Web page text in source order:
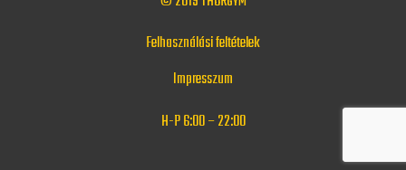
Felhasználási feltételek
Impresszum
H-P 6:00 – 22:00